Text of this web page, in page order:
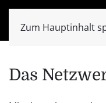
Zum Hauptinhalt
Das